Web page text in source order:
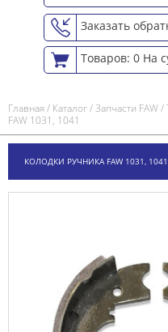
Заказать
Товаров: 0 На
Главная/ Каталог/Запчасти FAW/
FAW 1031, 1041
КОЛОДКИ РУЧНИКА FAW 1031, 1041